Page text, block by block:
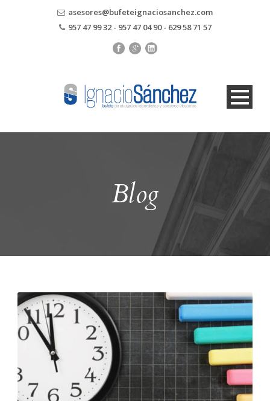
asesores@bufeteignaciosanchez.com
957 47 99 32 - 957 47 04 90 - 629 58 71 57
Blog